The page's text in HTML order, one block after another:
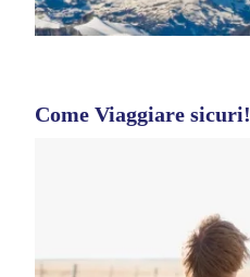
Come Viaggiare sicuri!